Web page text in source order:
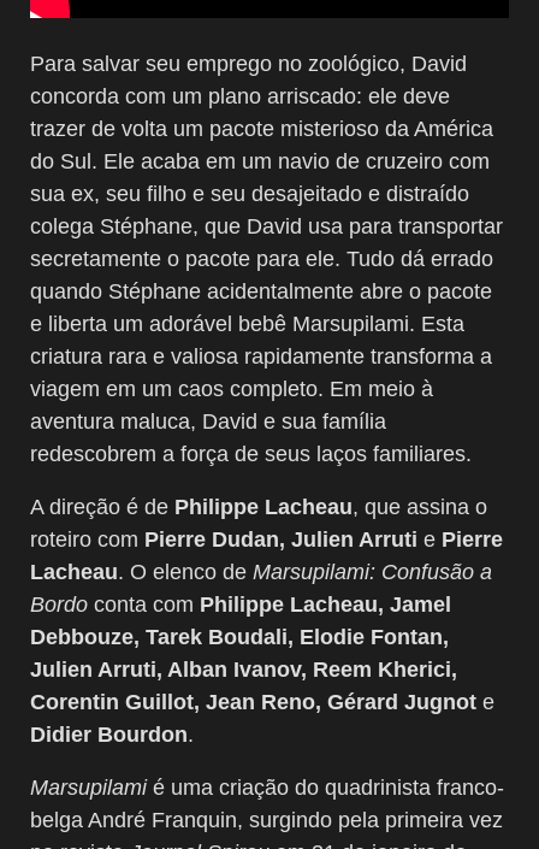
Para salvar seu emprego no zoológico, David
concorda com um plano arriscado: ele deve
trazer de volta um pacote misterioso da América
do Sul. Ele acaba em um navio de cruzeiro com
sua ex, seu filho e seu desajeitado e distraído
colega Stéphane, que David usa para transportar
secretamente o pacote para ele. Tudo dá errado
quando Stéphane acidentalmente abre o pacote
e liberta um adorável bebê Marsupilami. Esta
criatura rara e valiosa rapidamente transforma a
viagem em um caos completo. Em meio à
aventura maluca, David e sua família
redescobrem a força de seus laços familiares.
A direção é de Philippe Lacheau, que assina o
roteiro com Pierre Dudan, Julien Arruti e Pierre
Lacheau. O elenco de Marsupilami: Confusão a
Bordo conta com Philippe Lacheau, Jamel
Debbouze, Tarek Boudali, Elodie Fontan,
Julien Arruti, Alban Ivanov, Reem Kherici,
Corentin Guillot, Jean Reno, Gérard Jugnot e
Didier Bourdon.
Marsupilamié uma criação do quadrinista franco-
belga André Franquin, surgindo pela primeira vez